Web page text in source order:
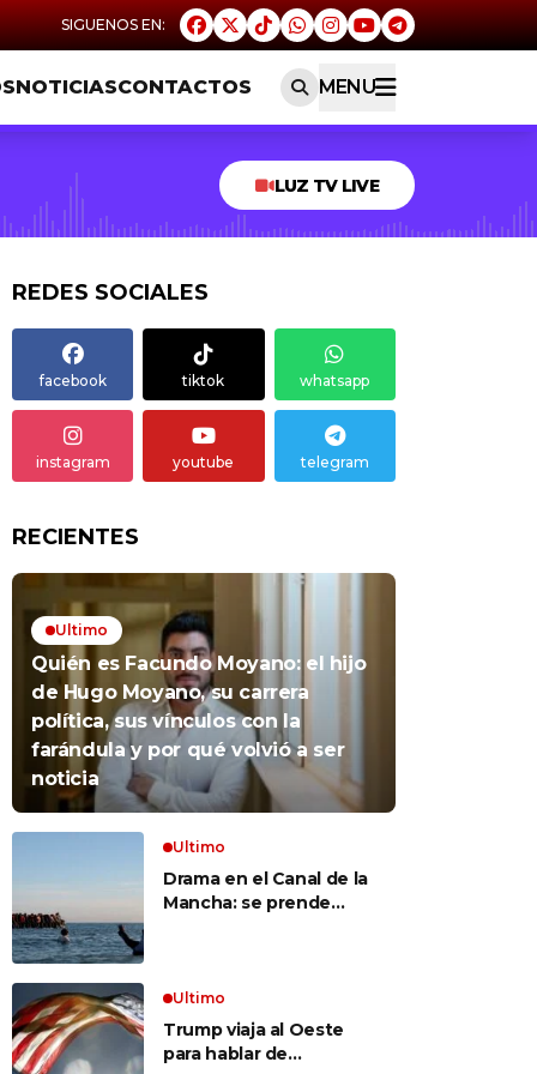
NOTICIASCONTACTOS MENU
LUZ TV LIVE
REDES SOCIALES
facebook tiktok whatsapp
instagram youtube telegram
RECIENTES
Ultimo
Quién es Facundo Moyano: el hijo
de Hugo Moyano, su carrera
política, sus vínculos con la
farándula y por qué volvió a ser
noticia
Ultimo
Drama en el Canal de la
Mancha: se prende
Ultimo
Trump viaja al Oeste
para hablar de